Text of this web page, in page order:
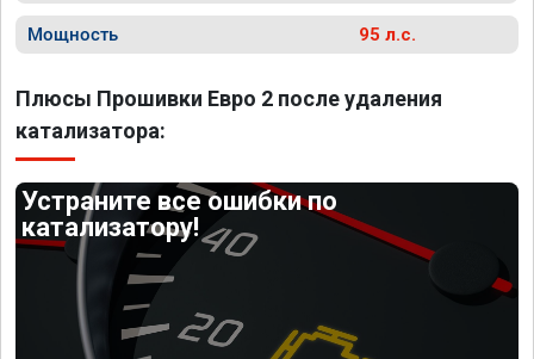
Мощность 95 л.с.
Плюсы Прошивки Евро 2 после удаления
катализатора:
Устраните все ошибки по
катализатору!